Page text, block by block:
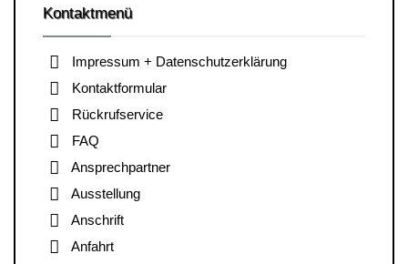
Kontaktmenü
Impressum + Datenschutzerklärung
Kontaktformular
Rückrufservice
FAQ
Ansprechpartner
Ausstellung
Anschrift
Anfahrt